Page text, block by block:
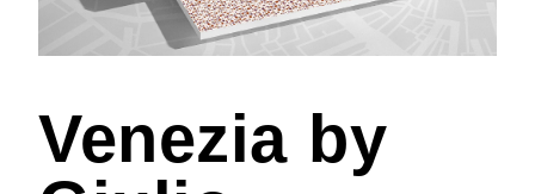
Venezia by